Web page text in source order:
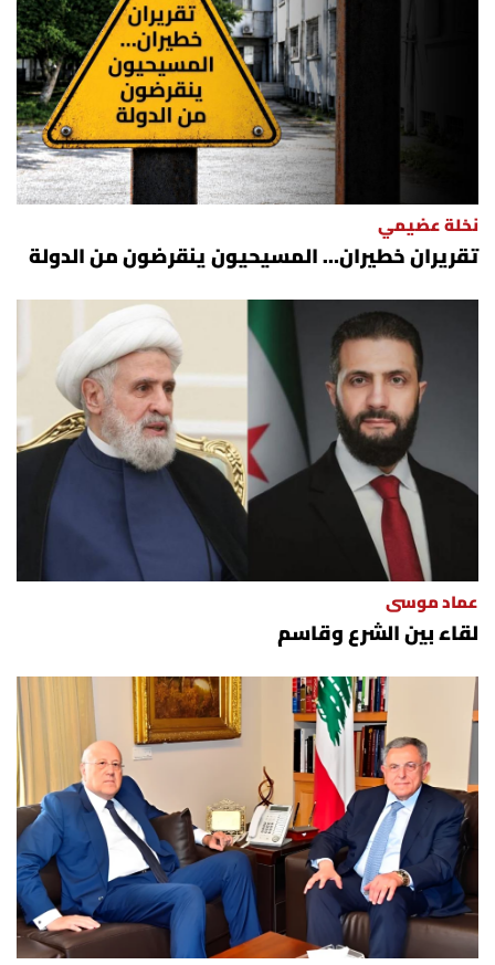
نخلة عضيمي
تقريران خطيران… المسيحيون ينقرضون من الدولة
عماد موسى
لقاء بين الشرع وقاسم